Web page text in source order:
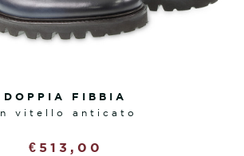
DOPPIA FIBBIA
in vitello anticato
€ 513,00